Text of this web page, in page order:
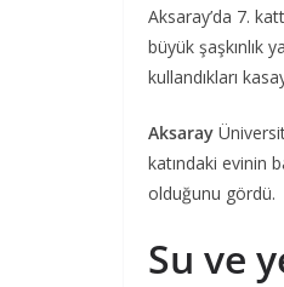
Aksaray’da 7.
büyük şaşkınlık
kullandıkları
Aksaray
katındaki evinin
olduğunu gördü.
Su ve